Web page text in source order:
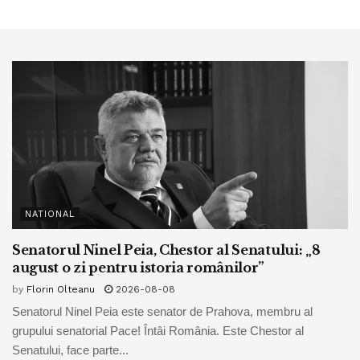
NATIONAL
Senatorul Ninel Peia, Chestor al Senatului: „8
august o zi pentru istoria românilor”
by Florin Olteanu 2026-08-08
Senatorul Ninel Peia este senator de Prahova, membru al
grupului senatorial Pace! Întâi România. Este Chestor al
Senatului, face parte...